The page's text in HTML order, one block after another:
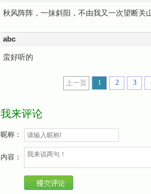
秋风阵阵，一抹斜阳，不由我又一次望断关
abc
蛮好听的
上一页 1 2 3
我来评论
昵称：
内容：